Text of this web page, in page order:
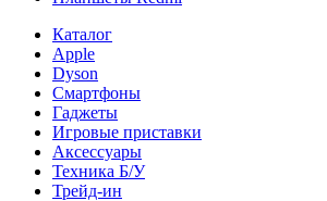
Каталог
Apple
Dyson
Смартфоны
Гаджеты
Игровые приставки
Аксессуары
Техника Б/У
Трейд-ин